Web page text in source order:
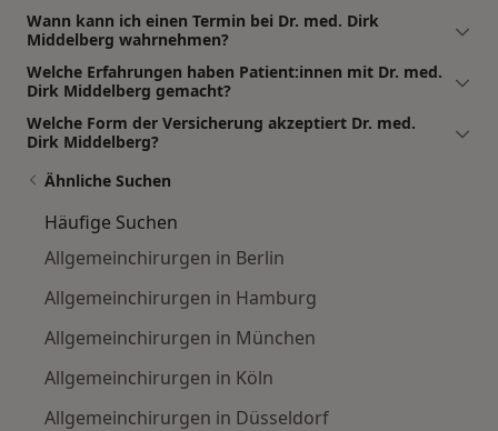
Wann kann ich einen Termin bei Dr. med. Dirk
Middelberg wahrnehmen?
Welche Erfahrungen haben Patient:innen mit Dr. med.
Dirk Middelberg gemacht?
Welche Form der Versicherung akzeptiert Dr. med.
Dirk Middelberg?
Ähnliche Suchen
Häufige Suchen
Allgemeinchirurgen in Berlin
Allgemeinchirurgen in Hamburg
Allgemeinchirurgen in München
Allgemeinchirurgen in Köln
Allgemeinchirurgen in Düsseldorf